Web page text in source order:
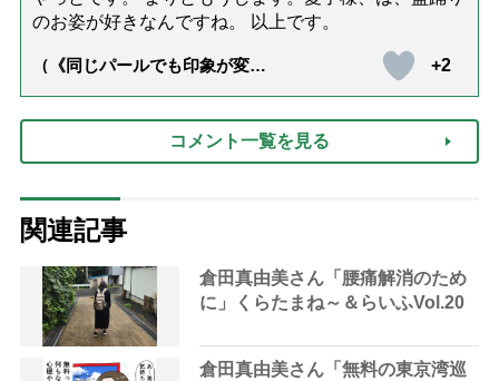
のお姿が好きなんですね。 以上です。
（《同じパールでも印象が変
の夏ネックレス」上品＆涼しげ
に見せる4つの法則）
+2
コメント一覧を見る
関連記事
倉田真由美さん「腰痛解消のため
に」くらたまね～＆らいふVol.20
倉田真由美さん「無料の東京湾巡